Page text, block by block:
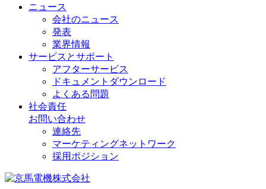
ニュース
会社のニュース
発表
業界情報
サービスとサポート
アフターサービス
ドキュメントダウンロード
よくある問題
社会責任
お問い合わせ
連絡先
マーケティングネットワーク
採用ポジション